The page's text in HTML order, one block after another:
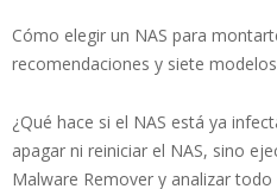
Cómo elegir un NAS para
recomendaciones y siete
¿Qué hace si el NAS está ya
apagar ni reiniciar el NAS, sino
Malware Remover y analizar todo